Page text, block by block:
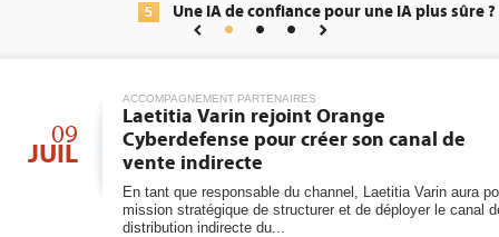
une IA plus sûre ? 4 Phocea DC
les...
09
JUIL
ACCOMPAGNEMENT PARTENAIRES
Laetitia Varin rejoint Orange
Cyberdefense pour créer son canal de
vente indirecte
En tant que responsable du channel, Laetitia Varin aura
mission stratégique de structurer et de déployer le canal
distribution indirecte du...